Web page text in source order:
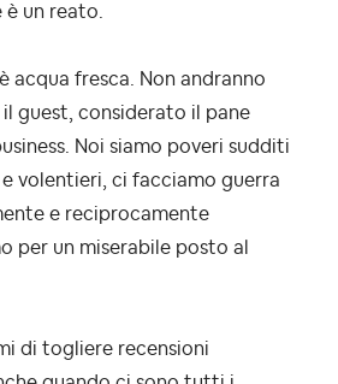
è un reato.
acqua fresca. Non andranno
guest, considerato il pane
Noi siamo poveri sudditi
e volentieri, ci facciamo guerra
e reciprocamente
per un miserabile posto al
di togliere recensioni